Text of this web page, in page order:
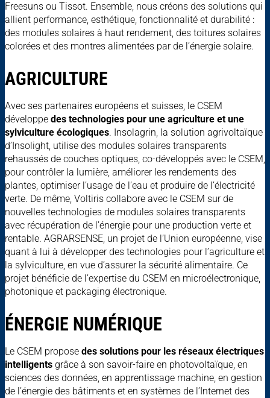
Freesuns ou Tissot. Ensemble, nous créons des solutions qui
allient performance, esthétique, fonctionnalité et durabilité :
des modules solaires à haut rendement, des toitures solaires
colorées et des montres alimentées par de l’énergie solaire.
AGRICULTURE
Avec ses partenaires européens et suisses, le CSEM
développe des technologies pour une agriculture et une
sylviculture écologiques. Insolagrin, la solution agrivoltaïque
d’Insolight, utilise des modules solaires transparents
rehaussés de couches optiques, co-développés avec le CSEM,
pour contrôler la lumière, améliorer les rendements des
plantes, optimiser l’usage de l’eau et produire de l’électricité
verte. De même, Voltiris collabore avec le CSEM sur de
nouvelles technologies de modules solaires transparents
avec récupération de l’énergie pour une production verte et
rentable. AGRARSENSE, un projet de l’Union européenne, vise
quant à lui à développer des technologies pour l’agriculture et
la sylviculture, en vue d’assurer la sécurité alimentaire. Ce
projet bénéficie de l’expertise du CSEM en microélectronique,
photonique et packaging électronique.
ÉNERGIE NUMÉRIQUE
Le CSEM propose des solutions pour les réseaux électriques
intelligents grâce à son savoir-faire en photovoltaïque, en
sciences des données, en apprentissage machine, en gestion
de l’énergie des bâtiments et en systèmes de l’Internet des